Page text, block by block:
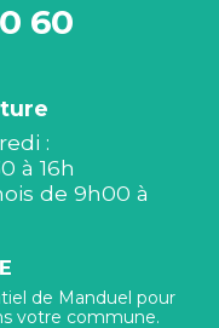
60
:
à 16h
de 9h00 à
de Manduel pour
votre commune.